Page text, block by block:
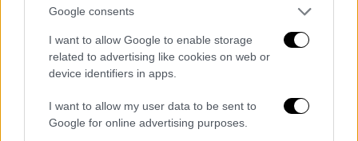
Google consents
I want to allow Google to enable storage
related to advertising like cookies on web or
device identifiers in apps.
I want to allow my user data to be sent to
Google for online advertising purposes.
Σχετικά με την οικονομική πολιτική που θα
«υιοθετήσει» ο ΣΥΡΙΖΑ αν κερδίσει τις
εκλογές, ο πρόεδρος της αξιωματικής
Είμαστε
ώριμοι, έχουμε κυβερνήσει. Υπάρχει άλλος